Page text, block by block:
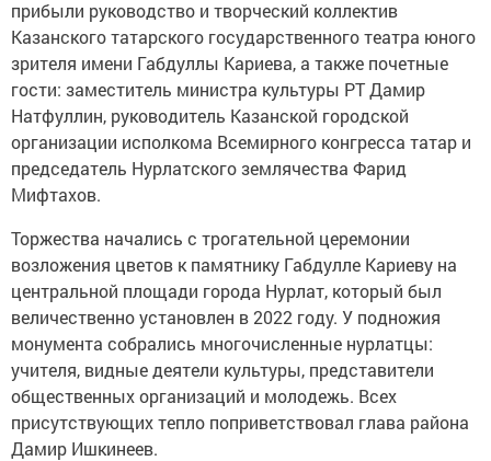
прибыли руководство и творческий коллектив
Казанского татарского государственного театра юного
зрителя имени Габдуллы Кариева, а также почетные
гости: заместитель министра культуры РТ Дамир
Натфуллин, руководитель Казанской городской
организации исполкома Всемирного конгресса татар и
председатель Нурлатского землячества Фарид
Мифтахов.
Торжества начались с трогательной церемонии
возложения цветов к памятнику Габдулле Кариеву на
центральной площади города Нурлат, который был
величественно установлен в 2022 году. У подножия
монумента собрались многочисленные нурлатцы:
учителя, видные деятели культуры, представители
общественных организаций и молодежь. Всех
присутствующих тепло поприветствовал глава района
Дамир Ишкинеев.